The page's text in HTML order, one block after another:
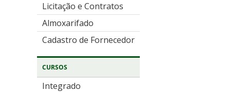
Licitação e Contratos
Almoxarifado
Cadastro de Fornecedor
CURSOS
Integrado